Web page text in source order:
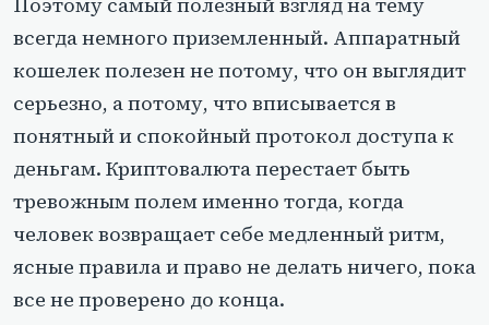
всегда немного приземленный. Аппаратный
кошелек полезен не потому, что он выглядит
серьезно, а потому, что вписывается в
понятный и спокойный протокол доступа к
деньгам. Криптовалюта перестает быть
тревожным полем именно тогда, когда
человек возвращает себе медленный ритм,
ясные правила и право не делать ничего, пока
все не проверено до конца.